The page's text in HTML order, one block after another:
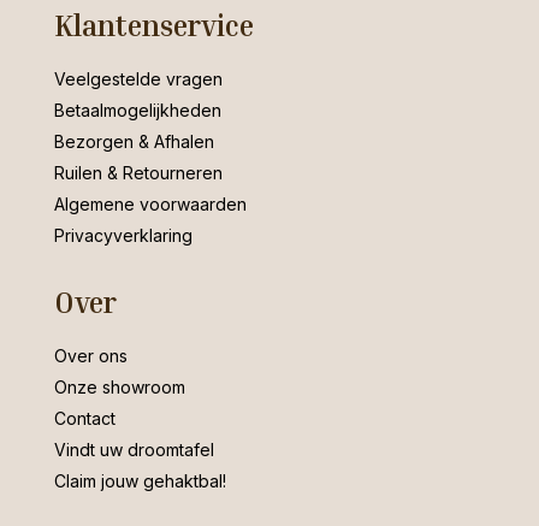
Klantenservice
Veelgestelde vragen
Betaalmogelijkheden
Bezorgen & Afhalen
Ruilen & Retourneren
Algemene voorwaarden
Privacyverklaring
Over
Over ons
Onze showroom
Contact
Vindt uw droomtafel
Claim jouw gehaktbal!